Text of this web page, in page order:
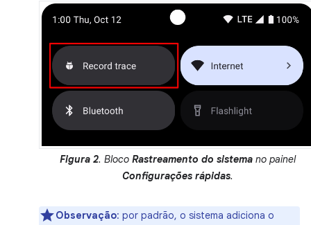
Figura 2. Bloco Rastreamento do sistema no painel
Configurações rápidas.
Observação: por padrão, o sistema adiciona o